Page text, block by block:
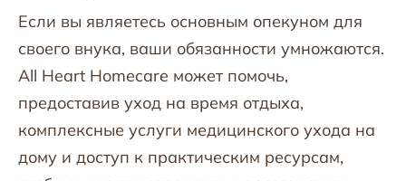
Если вы являетесь основным опекуном для
своего внука, ваши обязанности умножаются.
All Heart Homecare может помочь,
предоставив уход на время отдыха,
комплексные услуги медицинского ухода на
дому и доступ к практическим ресурсам,